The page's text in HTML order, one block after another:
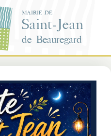
MAIRIE DE
Saint-Jean
de Beauregard